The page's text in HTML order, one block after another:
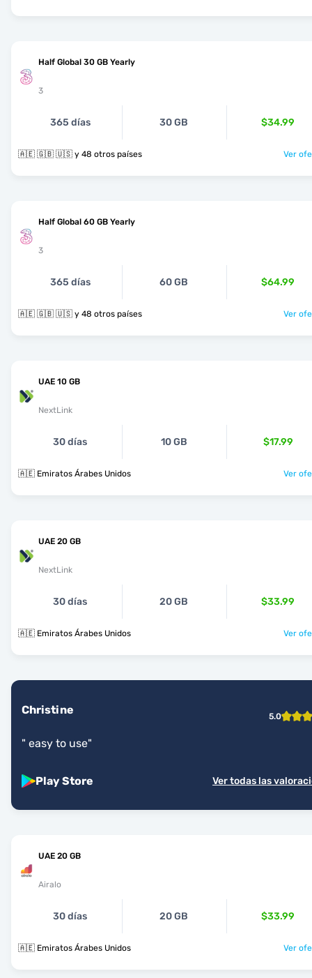
Half Global 30 GB Yearly
3
365 días 30 GB $34.99
🇦🇪 🇬🇧 🇺🇸 y 48 otros países Ver
Half Global 60 GB Yearly
3
365 días 60 GB $64.99
🇦🇪 🇬🇧 🇺🇸 y 48 otros países Ver
UAE 10 GB
NextLink
30 días 10 GB $17.99
🇦🇪 Emiratos Árabes Unidos Ver
UAE 20 GB
NextLink
30 días 20 GB $33.99
🇦🇪 Emiratos Árabes Unidos Ver
Christine 5.0
" easy to use"
Play Store Ver todas las
UAE 20 GB
Airalo
30 días 20 GB $33.99
🇦🇪 Emiratos Árabes Unidos Ver